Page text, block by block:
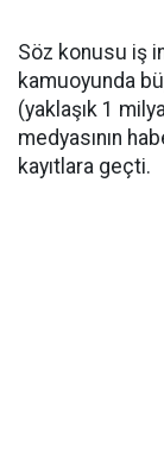
Söz konusu iş
kamuoyunda
(yaklaşık 1
medyasının
kayıtlara geçti.